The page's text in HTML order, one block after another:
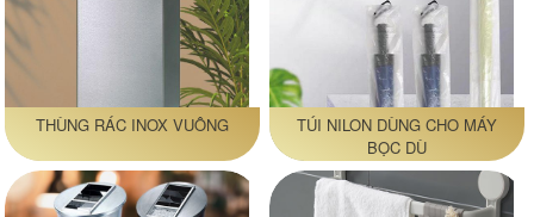
THÙNG RÁC INOX VUÔNG
TÚI NILON DÙNG CHO MÁY
BỌC DÙ